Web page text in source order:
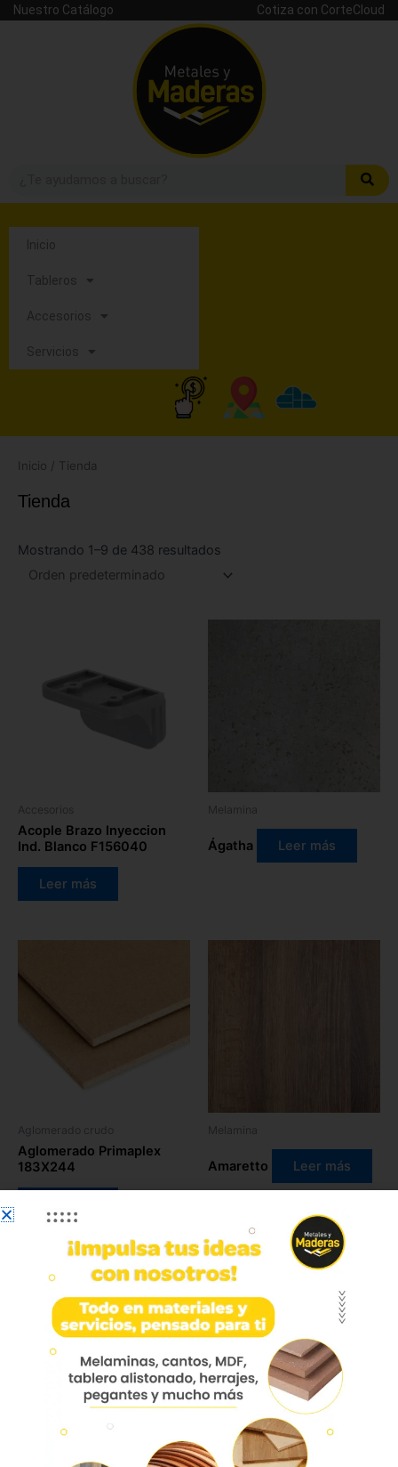
Nuestro Catálogo Cotiza con CorteCloud
Inicio
Tableros
Accesorios
Servicios
Inicio / Tienda
Tienda
Mostrando 1–9 de 438 resultados
Accesorios
Acople Brazo Inyeccion
Ind. Blanco F156040
Leer más
Melamina
Ágatha Leer más
Aglomerado crudo
Aglomerado Primaplex
183X244
Melamina
Amaretto Leer más
Melamina